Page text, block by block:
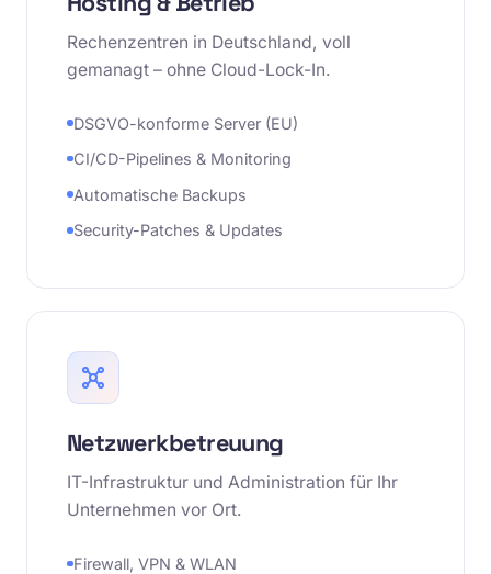
Rechenzentren in Deutschland, voll
gemanagt – ohne Cloud-Lock-In.
DSGVO-konforme Server (EU)
CI/CD-Pipelines & Monitoring
Automatische Backups
Security-Patches & Updates
Netzwerkbetreuung
IT-Infrastruktur und Administration für Ihr
Unternehmen vor Ort.
Firewall, VPN & WLAN